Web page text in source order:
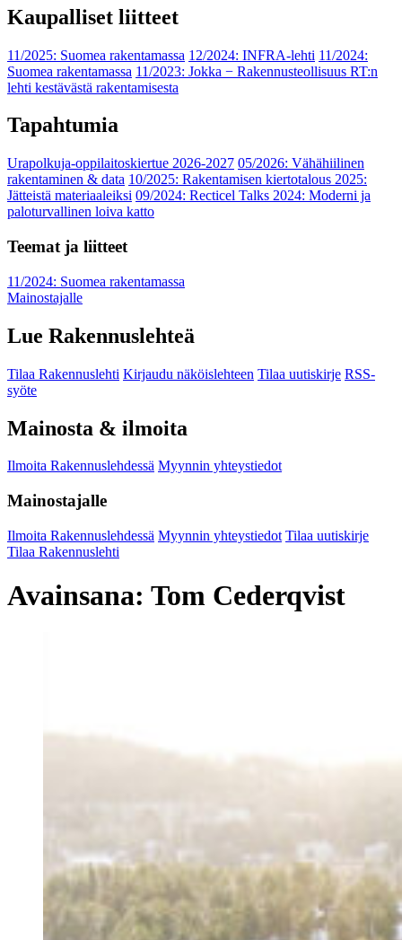
Kaupalliset liitteet
11/2025: Suomea rakentamassa 12/2024: INFRA-lehti 11/2024:
Suomea rakentamassa 11/2023: Jokka − Rakennusteollisuus RT:n
lehti kestävästä rakentamisesta
Tapahtumia
Urapolkuja-oppilaitoskiertue 2026-2027 05/2026: Vähähiilinen
rakentaminen & data 10/2025: Rakentamisen kiertotalous 2025:
Jätteistä materiaaleiksi 09/2024: Recticel Talks 2024: Moderni ja
paloturvallinen loiva katto
Teemat ja liitteet
11/2024: Suomea rakentamassa
Mainostajalle
Lue Rakennuslehteä
Tilaa Rakennuslehti Kirjaudu näköislehteen Tilaa uutiskirje RSS-
syöte
Mainosta & ilmoita
Ilmoita Rakennuslehdessä Myynnin yhteystiedot
Mainostajalle
Ilmoita Rakennuslehdessä Myynnin yhteystiedot Tilaa uutiskirje
Tilaa Rakennuslehti
Avainsana: Tom Cederqvist